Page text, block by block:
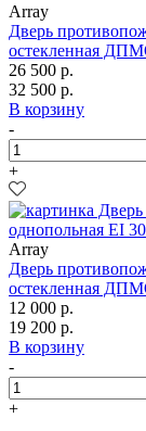
Array
Дверь
остекленная
26 500 р.
32 500 р.
В корзину
-
+
Array
Дверь
остекленная
12 000 р.
19 200 р.
В корзину
-
+